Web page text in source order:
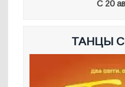
С 20
ТАНЦЫ